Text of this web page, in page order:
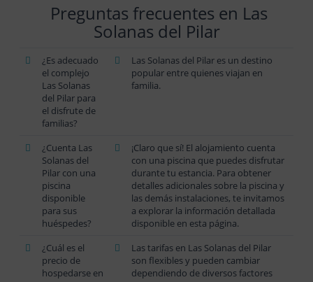
Preguntas frecuentes en Las
Solanas del Pilar
¿Es adecuado
el complejo
Las Solanas
del Pilar para
el disfrute de
familias?
Las Solanas del Pilar es un destino
popular entre quienes viajan en
familia.
¿Cuenta Las
Solanas del
Pilar con una
piscina
disponible
para sus
huéspedes?
¡Claro que sí! El alojamiento cuenta
con una piscina que puedes disfrutar
durante tu estancia. Para obtener
detalles adicionales sobre la piscina y
las demás instalaciones, te invitamos
a explorar la información detallada
disponible en esta página.
¿Cuál es el
precio de
hospedarse en
Las tarifas en Las Solanas del Pilar
son flexibles y pueden cambiar
dependiendo de diversos factores